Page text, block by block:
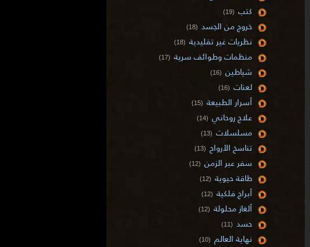
كتب (19)
خروج من الجسد (18)
نظريات غير تقليدية (18)
منظمات وطوائف سرية (17)
شياطين (16)
لعنات (16)
أسرار الطبيعة (15)
علاج روحاني (14)
مسلسلات (13)
تناسخ الأرواح (13)
سفر عبر الزمن (12)
طاقة حيوية (12)
أبراج فلكية (12)
ألغاز محلولة (12)
حسد (11)
نهاية العالم (10)